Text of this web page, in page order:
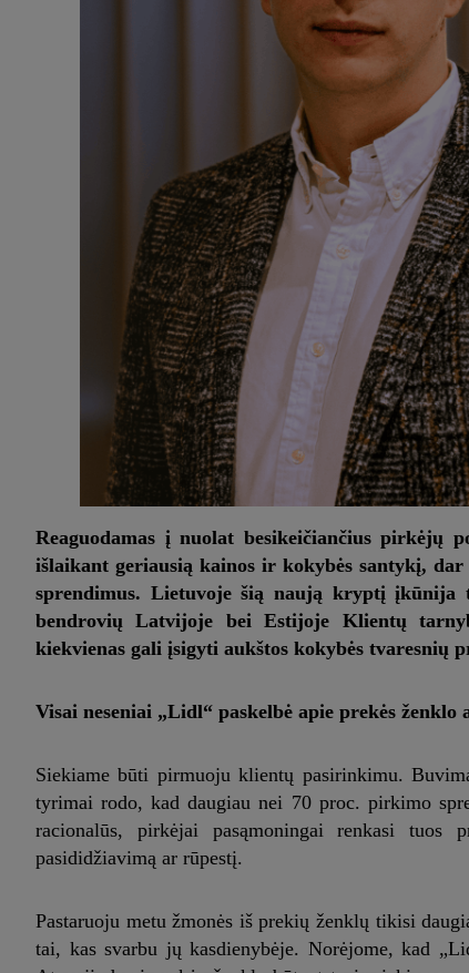
Reaguodamas į nuolat besikeičiančius pirkėjų
išlaikant geriausią kainos ir kokybės santykį,
sprendimus. Lietuvoje šią naują kryptį
bendrovių Latvijoje bei Estijoje Klientų
kiekvienas gali įsigyti aukštos kokybės tvaresnių
Visai neseniai „Lidl“ paskelbė apie prekės
Siekiame būti pirmuoju klientų pasirinkimu.
tyrimai rodo, kad daugiau nei 70 proc. pirkimo
racionalūs, pirkėjai pasąmoningai renkasi
pasididžiavimą ar rūpestį.
Pastaruoju metu žmonės iš prekių ženklų tikisi
tai, kas svarbu jų kasdienybėje. Norėjome, kad